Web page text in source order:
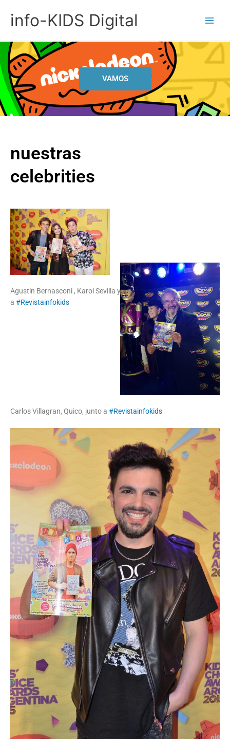
contenido
info-KIDS Digital
VAMOS
nuestras
celebrities
Agustin Bernasconi , Karol Sevilla y Rugero Pascuarelli junto
a #Revistainfokids
Carlos Villagran, Quico, junto a #Revistainfokids